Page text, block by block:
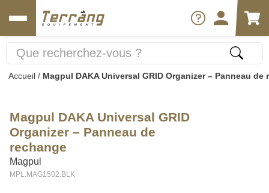
Accueil / Magpul DAKA Universal GRID Organizer – Panneau de
Magpul DAKA Universal GRID
Organizer – Panneau de
rechange
Magpul
MPL.MAG1502.BLK